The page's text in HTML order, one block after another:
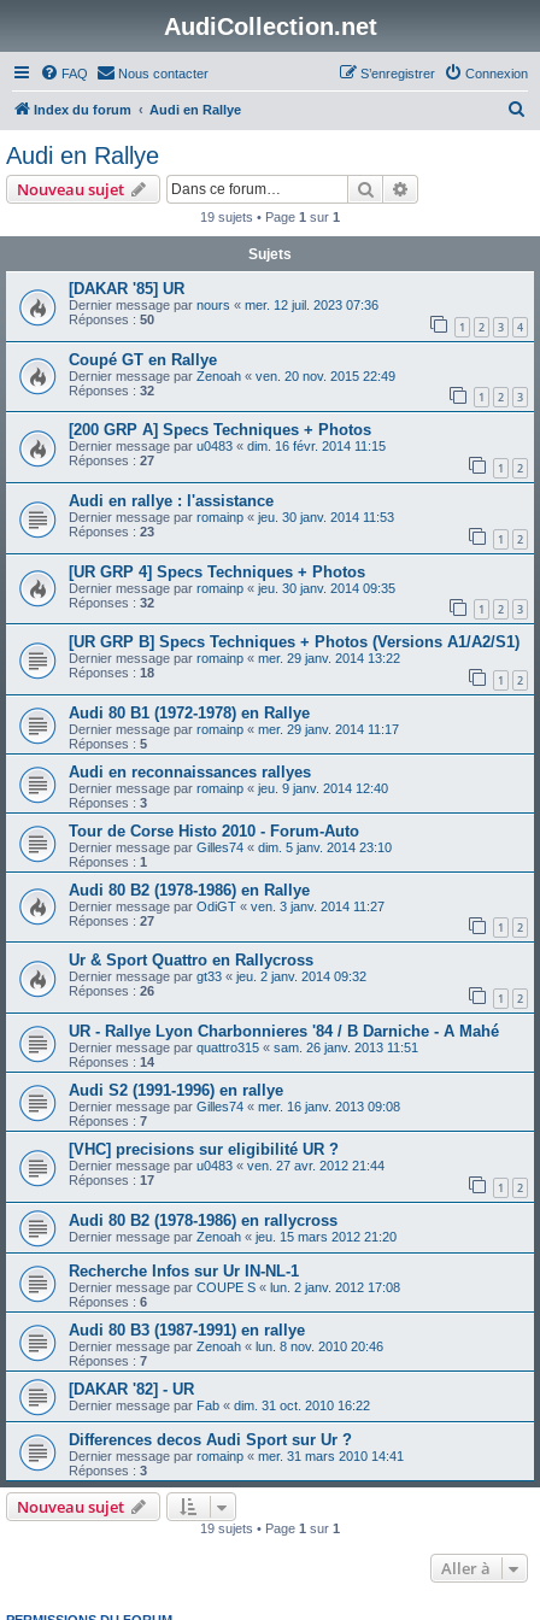
AudiCollection.net
FAQ Nous contacter Connexion
S’enregistrer
Index du forum Audi en Rallye
e
Audi en Rallye
Nouveau sujet Rechercher
19 sujets • Page 1 sur 1
Sujets
[DAKAR '85] UR
Dernier message par nours « mer. 12 juil. 2023 07:36
Réponses : 50 1 2 3 4
Coupé GT en Rallye
Dernier message par Zenoah « ven. 20 nov. 2015 22:49
Réponses : 32 1 2 3
[200 GRP A] Specs Techniques + Photos
Dernier message par u0483 « dim. 16 févr. 2014 11:15
Réponses : 27 1 2
Audi en rallye : l'assistance
Dernier message par romainp « jeu. 30 janv. 2014 11:53
Réponses : 23 1 2
[UR GRP 4] Specs Techniques + Photos
Dernier message par romainp « jeu. 30 janv. 2014 09:35
Réponses : 32 1 2 3
[UR GRP B] Specs Techniques + Photos (Versions A1/A2/S1)
Dernier message par romainp « mer. 29 janv. 2014 13:22
Réponses : 18 1 2
Audi 80 B1 (1972-1978) en Rallye
Dernier message par romainp « mer. 29 janv. 2014 11:17
Réponses : 5
Audi en reconnaissances rallyes
Dernier message par romainp « jeu. 9 janv. 2014 12:40
Réponses : 3
Tour de Corse Histo 2010 - Forum-Auto
Dernier message par Gilles74 « dim. 5 janv. 2014 23:10
Réponses : 1
Audi 80 B2 (1978-1986) en Rallye
Dernier message par OdiGT « ven. 3 janv. 2014 11:27
Réponses : 27 1 2
Ur & Sport Quattro en Rallycross
Dernier message par gt33 « jeu. 2 janv. 2014 09:32
Réponses : 26 1 2
UR - Rallye Lyon Charbonnieres '84 / B Darniche - A Mahé
Dernier message par quattro315 « sam. 26 janv. 2013 11:51
Réponses : 14
Audi S2 (1991-1996) en rallye
Dernier message par Gilles74 « mer. 16 janv. 2013 09:08
Réponses : 7
[VHC] precisions sur eligibilité UR ?
Dernier message par u0483 « ven. 27 avr. 2012 21:44
Réponses : 17 1 2
Audi 80 B2 (1978-1986) en rallycross
Dernier message par Zenoah « jeu. 15 mars 2012 21:20
Recherche Infos sur Ur IN-NL-1
Dernier message par COUPE S « lun. 2 janv. 2012 17:08
Réponses : 6
Audi 80 B3 (1987-1991) en rallye
Dernier message par Zenoah « lun. 8 nov. 2010 20:46
Réponses : 7
[DAKAR '82] - UR
Dernier message par Fab « dim. 31 oct. 2010 16:22
Differences decos Audi Sport sur Ur ?
Dernier message par romainp « mer. 31 mars 2010 14:41
Réponses : 3
Nouveau sujet
19 sujets • Page 1 sur 1
Aller à